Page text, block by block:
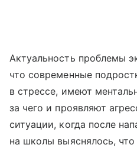
Актуальность проблемы
что современные
в стрессе, имеют
за чего и проявляют
ситуации, когда после
на школы выяснялось,